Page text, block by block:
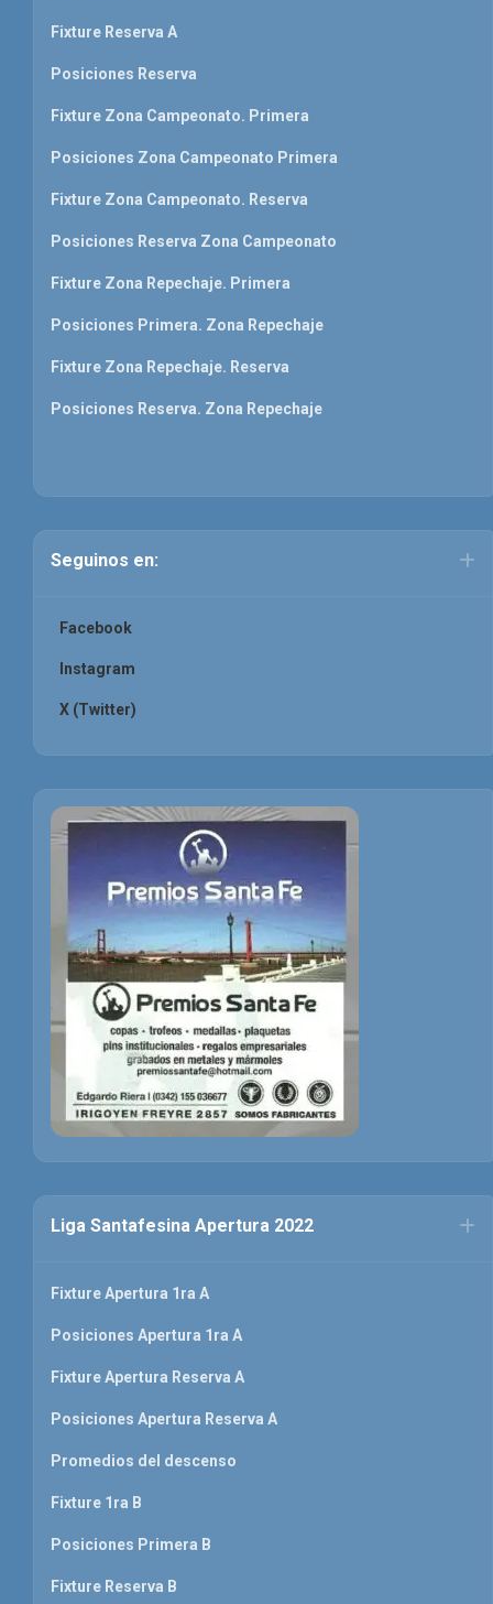
Fixture Reserva A
Posiciones Reserva
Fixture Zona Campeonato. Primera
Posiciones Zona Campeonato Primera
Fixture Zona Campeonato. Reserva
Posiciones Reserva Zona Campeonato
Fixture Zona Repechaje. Primera
Posiciones Primera. Zona Repechaje
Fixture Zona Repechaje. Reserva
Posiciones Reserva. Zona Repechaje
Seguinos en:
Facebook
Instagram
X (Twitter)
Liga Santafesina Apertura 2022
Fixture Apertura 1ra A
Posiciones Apertura 1ra A
Fixture Apertura Reserva A
Posiciones Apertura Reserva A
Promedios del descenso
Fixture 1ra B
Posiciones Primera B
Fixture Reserva B